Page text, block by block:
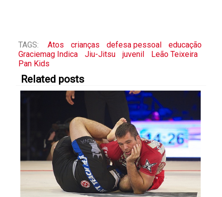
TAGS: Atos crianças defesa pessoal
educação
Graciemag Indica
Jiu-Jitsu juvenil
Leão Teixeira
Pan Kids
Related posts